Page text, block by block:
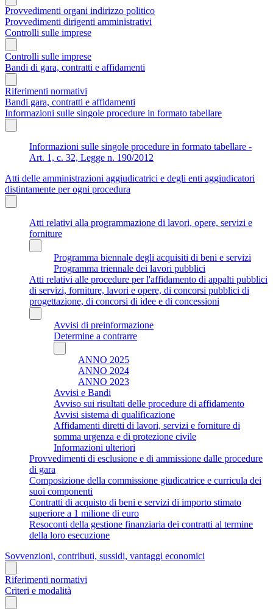
Provvedimenti organi indirizzo politico
Provvedimenti dirigenti amministrativi
Controlli sulle imprese
Controlli sulle imprese
Bandi di gara, contratti e affidamenti
Riferimenti normativi
Bandi gara, contratti e affidamenti
Informazioni sulle singole procedure in formato tabellare
Informazioni sulle singole procedure in formato tabellare -
Art. 1, c. 32, Legge n. 190/2012
Atti delle amministrazioni aggiudicatrici e degli enti aggiudicatori
distintamente per ogni procedura
Atti relativi alla programmazione di lavori, opere, servizi e
forniture
Programma biennale degli acquisiti di beni e servizi
Programma triennale dei lavori pubblici
Atti relativi alle procedure per l'affidamento di appalti pubblici
di servizi, forniture, lavori e opere, di concorsi pubblici di
progettazione, di concorsi di idee e di concessioni
Avvisi di preinformazione
Determine a contrarre
ANNO 2025
ANNO 2024
ANNO 2023
Avvisi e Bandi
Avviso sui risultati delle procedure di affidamento
Avvisi sistema di qualificazione
Affidamenti diretti di lavori, servizi e forniture di
somma urgenza e di protezione civile
Informazioni ulteriori
Provvedimenti di esclusione e di ammissione dalle procedure
di gara
Composizione della commissione giudicatrice e curricula dei
suoi componenti
Contratti di acquisto di beni e servizi di importo stimato
superiore a 1 milione di euro
Resoconti della gestione finanziaria dei contratti al termine
della loro esecuzione
Sovvenzioni, contributi, sussidi, vantaggi economici
Riferimenti normativi
Criteri e modalità